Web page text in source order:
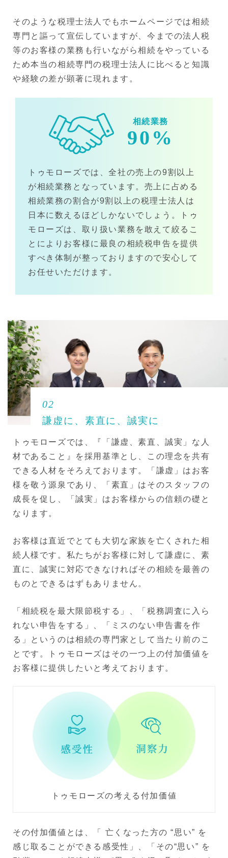
そのような税理士法人でもホームページでは相続
専門と謳って宣伝していますが、今までの法人税
等のお客様の業務も行いながら相続をやっている
ため本当の相続専門の税理士法人に比べると知識
や経験の差が顕著に現れます。
相続業務
90%
トゥモローズでは、全社の売上の9割以上
が相続業務となっています。売上に占める
相続業務の割合が9割以上の税理士法人は
日本に数えるほどしかないでしょう。トゥ
モローズは、取り扱い業務を敢えて絞るこ
とによりお客様に最良の相続税申告を提供
すべき体制が整っておりますので安心して
お任せいただけます。
02
謙虚に、素直に、誠実に
トゥモローズでは、『「謙虚、素直、誠実」な人
材であること』を採用基準とし、この理念を共有
できる人材をそろえております。「謙虚」はお客
様を敬う源泉であり、「素直」はそのスタッフの
成長を促し、「誠実」はお客様からの信頼の礎と
なります。
お客様は直近でとても大切な家族を亡くされた相
続人様です。私たちがお客様に対して謙虚に、素
直に、誠実に対応できなければその相続を最善の
ものとできるはずもありません。
「相続税を最大限節税する」、「税務調査に入ら
れない申告をする」、「ミスのない申告書を作
る」というのは相続の専門家として当たり前のこ
とです。トゥモローズはその一つ上の付加価値を
お客様に提供したいと考えております。
トゥモローズの考える付加価値
その付加価値とは、「 亡くなった方の “思い” を
感じ取ることができる感受性」、「その“思い” を